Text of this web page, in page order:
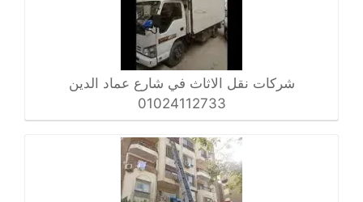
شركات نقل الاثاث في شارع عماد الدين
01024112733